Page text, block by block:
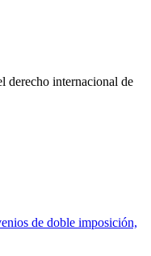
derecho internacional de
de doble imposición,